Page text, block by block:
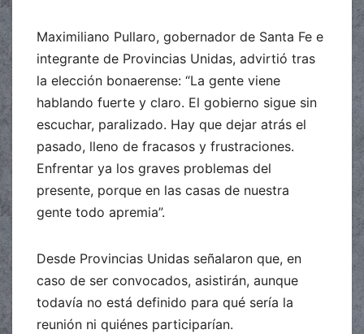
Maximiliano Pullaro, gobernador de Santa Fe e
integrante de Provincias Unidas, advirtió tras
la elección bonaerense: “La gente viene
hablando fuerte y claro. El gobierno sigue sin
escuchar, paralizado. Hay que dejar atrás el
pasado, lleno de fracasos y frustraciones.
Enfrentar ya los graves problemas del
presente, porque en las casas de nuestra
gente todo apremia”.
Desde Provincias Unidas señalaron que, en
caso de ser convocados, asistirán, aunque
todavía no está definido para qué sería la
reunión ni quiénes participarían.